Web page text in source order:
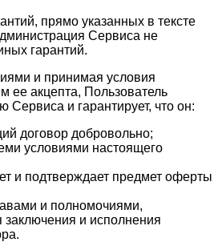
прямо указанных в тексте
Сервиса не
гарантий.
и принимая условия
ее акцепта, Пользователь
Сервиса и гарантирует, что он:
договор добровольно;
условиями настоящего
и подтверждает предмет оферты
и полномочиями,
и исполнения